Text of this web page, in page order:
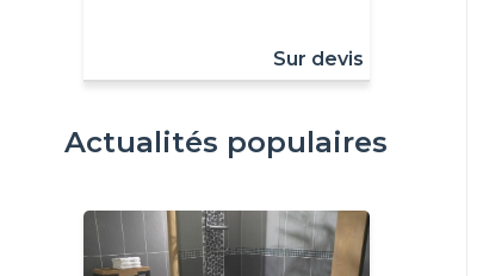
Sur devis
Actualités populaires